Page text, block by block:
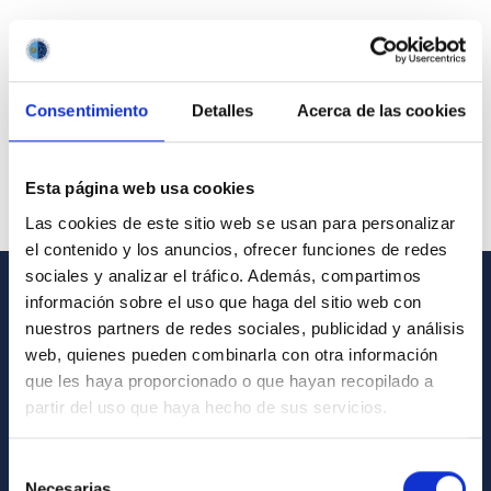
Consentimiento Detalles Acerca de las cookies
Esta página web usa cookies
Las cookies de este sitio web se usan para personalizar
el contenido y los anuncios, ofrecer funciones de redes
sociales y analizar el tráfico. Además, compartimos
información sobre el uso que haga del sitio web con
nuestros partners de redes sociales, publicidad y análisis
web, quienes pueden combinarla con otra información
que les haya proporcionado o que hayan recopilado a
partir del uso que haya hecho de sus servicios.
Contact
How to get to the IAC
List of personnel